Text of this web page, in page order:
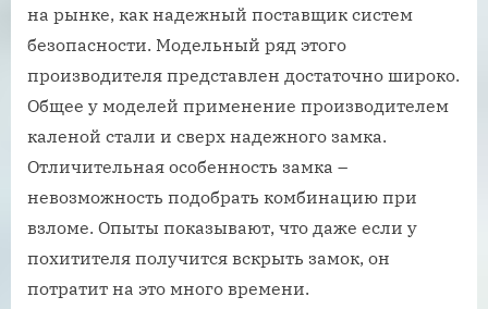
на рынке, как надежный поставщик систем
безопасности. Модельный ряд этого
производителя представлен достаточно широко.
Общее у моделей применение производителем
каленой стали и сверх надежного замка.
Отличительная особенность замка –
невозможность подобрать комбинацию при
взломе. Опыты показывают, что даже если у
похитителя получится вскрыть замок, он
потратит на это много времени.